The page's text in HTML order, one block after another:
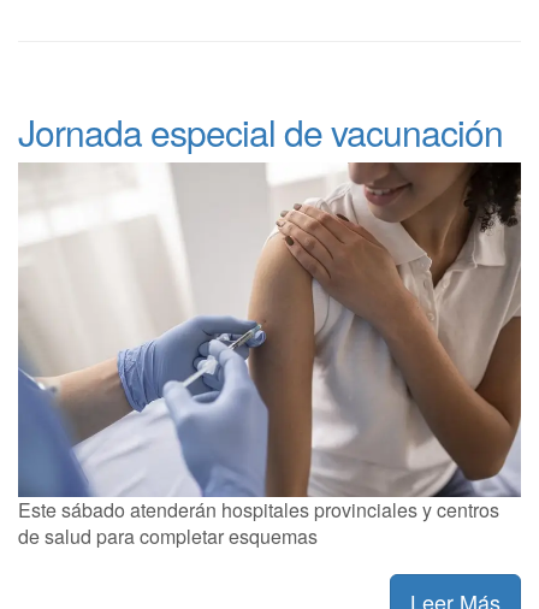
Jornada especial de vacunación
Este sábado atenderán hospitales provinciales y centros
de salud para completar esquemas
Leer Más